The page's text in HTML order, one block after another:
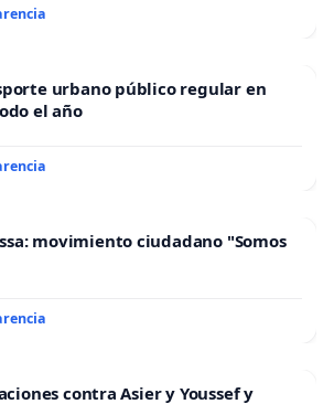
urbano público regular en
el año
movimiento ciudadano "Somos
contra Asier y Youssef y